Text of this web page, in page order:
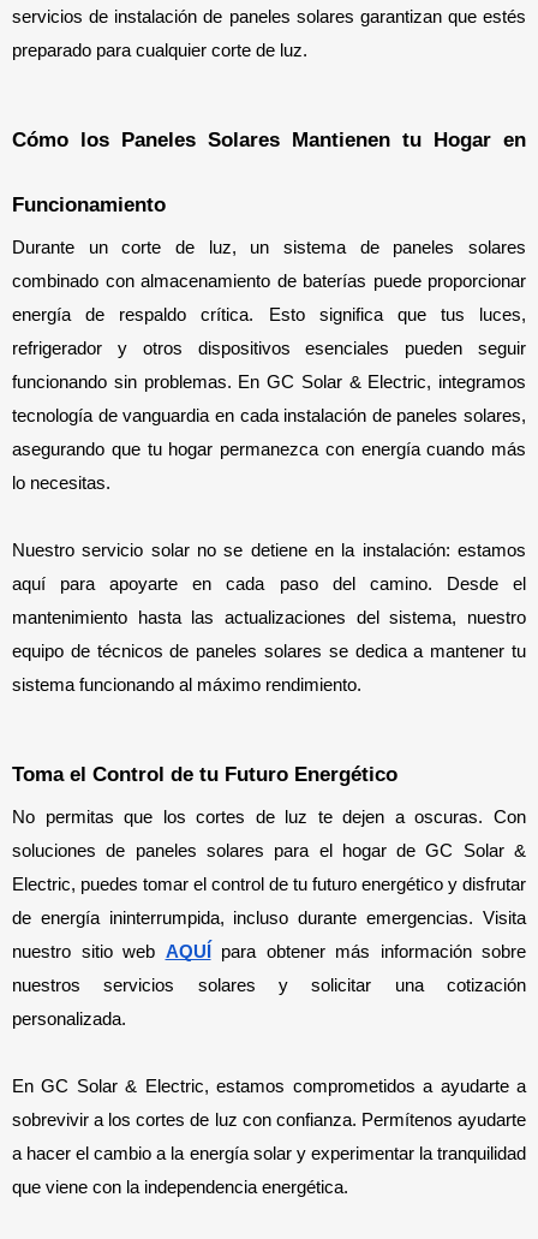
servicios de instalación de paneles solares garantizan que estés
preparado para cualquier corte de luz.
Cómo los Paneles Solares Mantienen tu Hogar en
Funcionamiento
Durante un corte de luz, un sistema de paneles solares
combinado con almacenamiento de baterías puede proporcionar
energía de respaldo crítica. Esto significa que tus luces,
refrigerador y otros dispositivos esenciales pueden seguir
funcionando sin problemas. En GC Solar & Electric, integramos
tecnología de vanguardia en cada instalación de paneles solares,
asegurando que tu hogar permanezca con energía cuando más
lo necesitas.
Nuestro servicio solar no se detiene en la instalación: estamos
aquí para apoyarte en cada paso del camino. Desde el
mantenimiento hasta las actualizaciones del sistema, nuestro
equipo de técnicos de paneles solares se dedica a mantener tu
sistema funcionando al máximo rendimiento.
Toma el Control de tu Futuro Energético
No permitas que los cortes de luz te dejen a oscuras. Con
soluciones de paneles solares para el hogar de GC Solar &
Electric, puedes tomar el control de tu futuro energético y disfrutar
de energía ininterrumpida, incluso durante emergencias. Visita
nuestro sitio web AQUÍ
para obtener más información sobre
nuestros servicios solares y solicitar una cotización
personalizada.
En GC Solar & Electric, estamos comprometidos a ayudarte a
sobrevivir a los cortes de luz con confianza. Permítenos ayudarte
a hacer el cambio a la energía solar y experimentar la tranquilidad
que viene con la independencia energética.